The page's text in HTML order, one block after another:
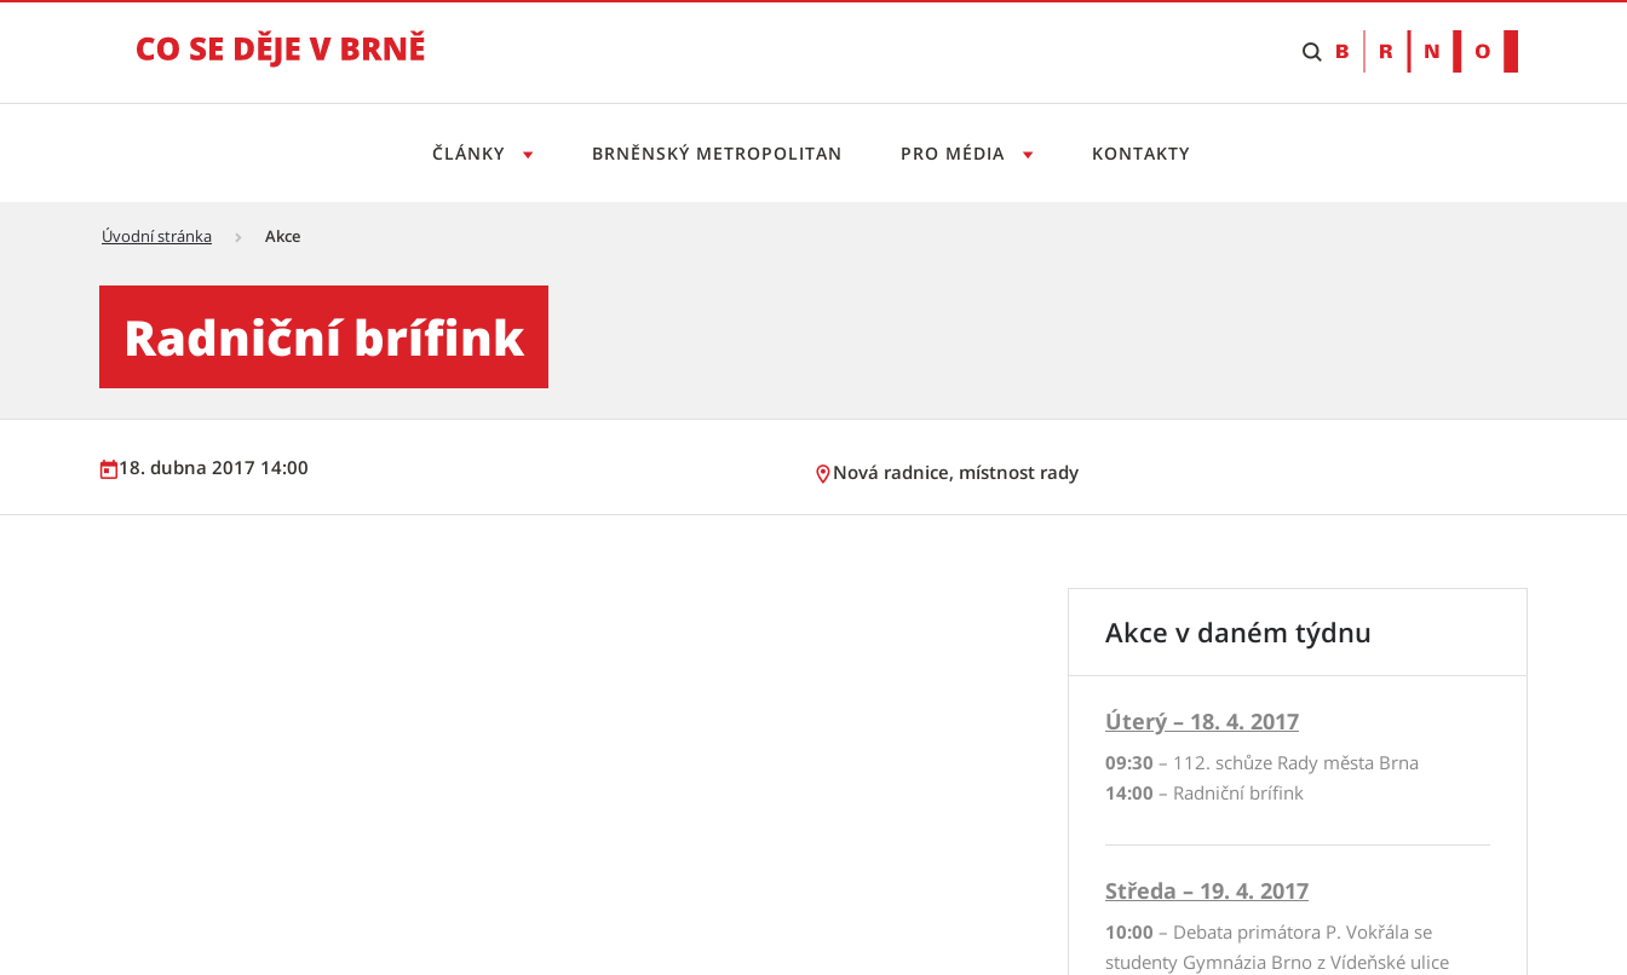
Radniční brífink - Tiskový servis
ČLÁNKY BRNĚNSKÝ METROPOLITAN PRO MÉDIA KONTAKTY
Úvodní stránka Akce
Radniční brífink
18. dubna 2017 14:00 Nová radnice, místnost rady
Akce v daném týdnu
Úterý – 18. 4. 2017
09:30 – 112. schůze Rady města Brna
14:00 – Radniční brífink
Středa – 19. 4. 2017
10:00 – Debata primátora P. Vokřála se
studenty Gymnázia Brno z Vídeňské ulice